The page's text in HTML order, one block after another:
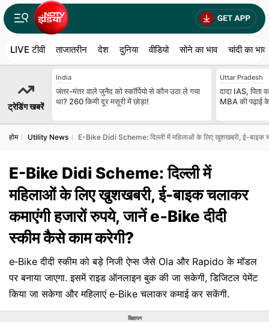
LIVE टीवी ताजातरीन देश दुनिया वीडियो सोने का भाव चांदी का भाव
ट्रेडिंग खबरें
India
जंतर-मंतर वाले जुनैद को स्कॉर्पियो से कौन उठा ले गया
था? 260 किमी दूर मसूरी में छोड़ा!
Uttar Pradesh
दादा IAS, पिता
MBA की पढ़ाई
होम Utility News E-Bike Didi Scheme: दिल्ली में महिलाओं के लिए खुशखबरी, ई-बाइक
E-Bike Didi Scheme: दिल्ली में
महिलाओं के लिए खुशखबरी, ई-बाइक चलाकर
कमाएंगी हजारों रुपये, जानें e‑Bike दीदी
स्कीम कैसे काम करेगी?
e‑Bike दीदी स्कीम को बड़े निजी ऐप्स जैसे Ola और Rapido के मॉडल
पर बनाया जाएगा. इसमें राइड ऑनलाइन बुक की जा सकेगी, डिजिटल पेमेंट
किया जा सकेगा और महिलाएं e‑Bike चलाकर कमाई कर सकेंगी.
विज्ञापन